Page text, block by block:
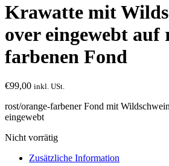
Krawatte mit
over eingewebt auf
farbenen Fond
€99,00 inkl. USt.
rost/orange-farbener Fond mit
eingewebt
Nicht vorrätig
Zusätzliche Information